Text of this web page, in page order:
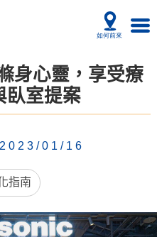
身心靈，享受療
臥室提案
指南
01/16